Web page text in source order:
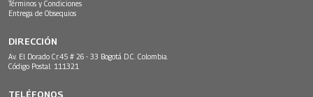
Términos y Condiciones
Entrega de Obsequios
DIRECCIÓN
Av. El Dorado Cr.45 # 26 - 33 Bogotá D.C. Colombia.
Código Postal: 111321
TELÉFONOS